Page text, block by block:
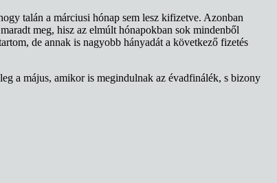
talán a márciusi hónap sem lesz kifizetve. Azonban
meg, hisz az elmúlt hónapokban sok mindenből
de annak is nagyobb hányadát a következő fizetés
a május, amikor is megindulnak az évadfinálék, s bizony